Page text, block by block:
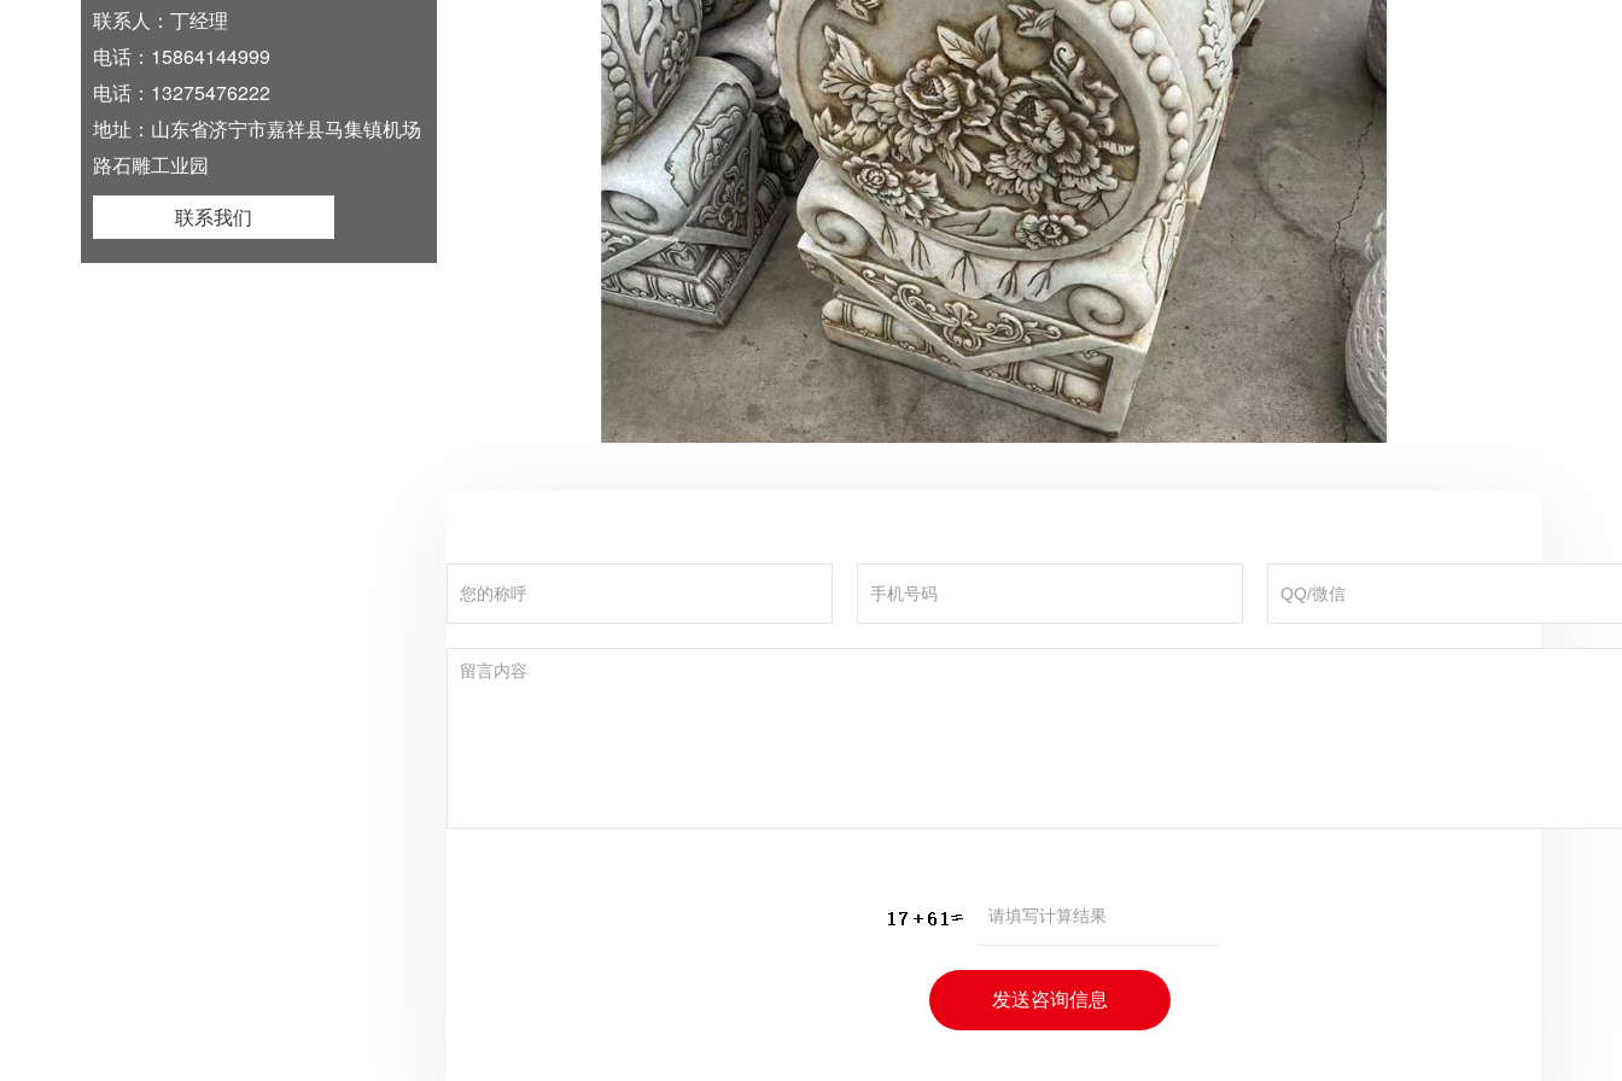
联系人：丁经理
电话：15864144999
电话：13275476222
地址：山东省济宁市嘉祥县马集镇机场
路石雕工业园
联系我们